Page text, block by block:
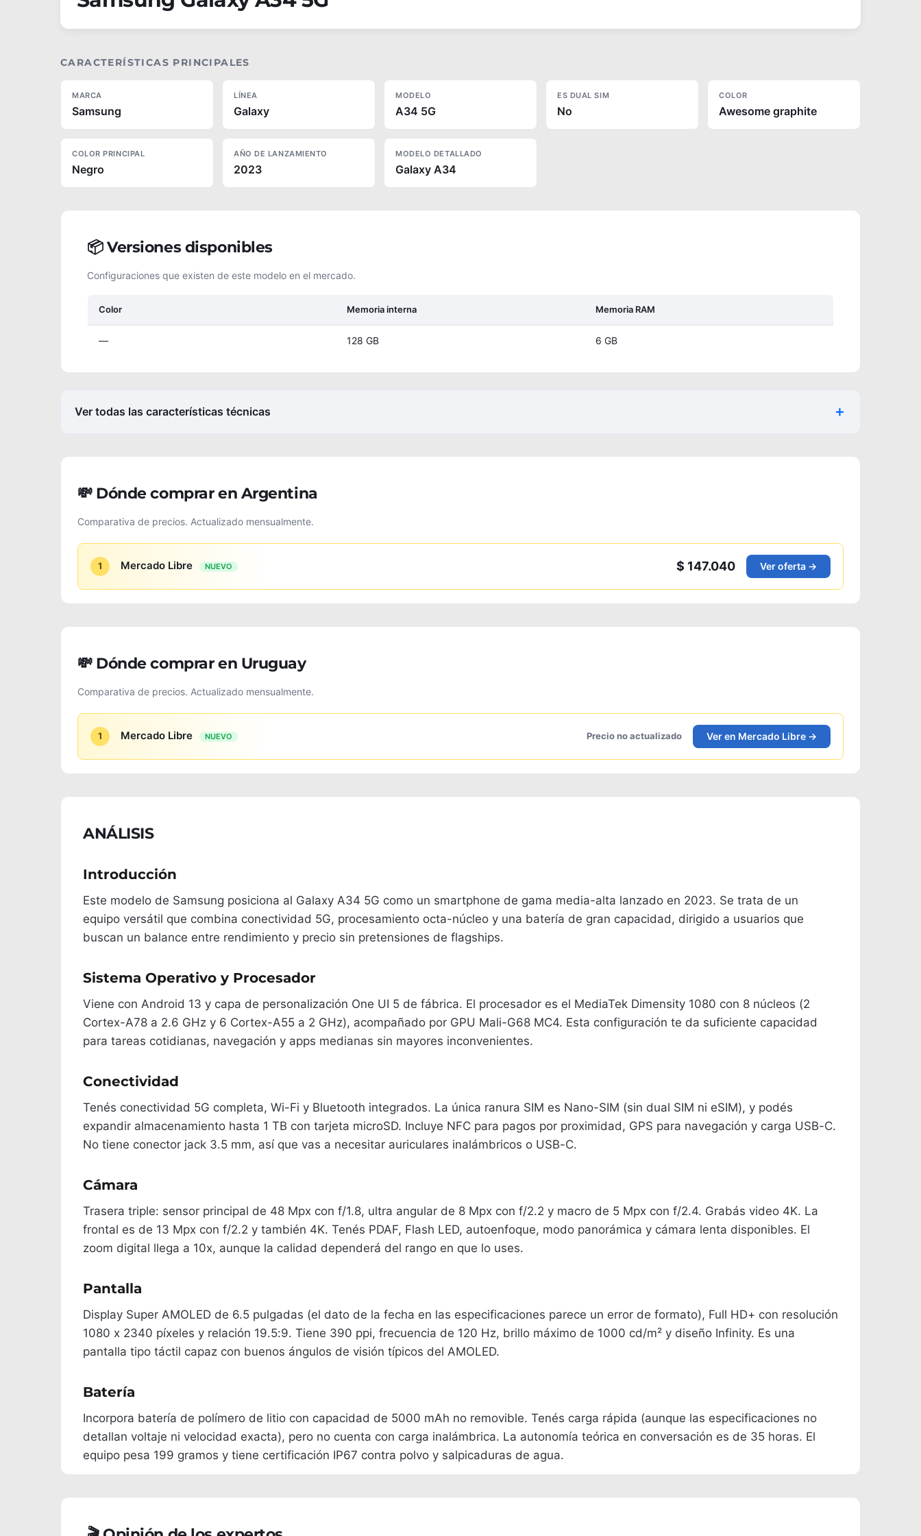
CARACTERÍSTICAS PRINCIPALES
MARCA
Samsung
LÍNEA
Galaxy
MODELO
A34 5G
ES DUAL SIM
No
COLOR
Awesome graphite
COLOR PRINCIPAL
Negro
AÑO DE LANZAMIENTO
2023
MODELO DETALLADO
Galaxy A34
📦 Versiones disponibles
Configuraciones que existen de este modelo en el mercado.
Color Memoria interna Memoria RAM
— 128 GB 6 GB
Ver todas las características técnicas
💸 Dónde comprar en Argentina
Comparativa de precios. Actualizado mensualmente.
1 Mercado Libre NUEVO $ 147.040 Ver oferta →
💸 Dónde comprar en Uruguay
Comparativa de precios. Actualizado mensualmente.
1 Mercado Libre NUEVO Precio no actualizado Ver en Mercado Libre →
ANÁLISIS
Introducción
Este modelo de Samsung posiciona al Galaxy A34 5G como un smartphone de gama media-alta lanzado en 2023. Se trata de un
equipo versátil que combina conectividad 5G, procesamiento octa-núcleo y una batería de gran capacidad, dirigido a usuarios que
buscan un balance entre rendimiento y precio sin pretensiones de flagships.
Sistema Operativo y Procesador
Viene con Android 13 y capa de personalización One UI 5 de fábrica. El procesador es el MediaTek Dimensity 1080 con 8 núcleos (2
Cortex-A78 a 2.6 GHz y 6 Cortex-A55 a 2 GHz), acompañado por GPU Mali-G68 MC4. Esta configuración te da suficiente capacidad
para tareas cotidianas, navegación y apps medianas sin mayores inconvenientes.
Conectividad
Tenés conectividad 5G completa, Wi-Fi y Bluetooth integrados. La única ranura SIM es Nano-SIM (sin dual SIM ni eSIM), y podés
expandir almacenamiento hasta 1 TB con tarjeta microSD. Incluye NFC para pagos por proximidad, GPS para navegación y carga USB-C.
No tiene conector jack 3.5 mm, así que vas a necesitar auriculares inalámbricos o USB-C.
Cámara
Trasera triple: sensor principal de 48 Mpx con f/1.8, ultra angular de 8 Mpx con f/2.2 y macro de 5 Mpx con f/2.4. Grabás video 4K. La
frontal es de 13 Mpx con f/2.2 y también 4K. Tenés PDAF, Flash LED, autoenfoque, modo panorámica y cámara lenta disponibles. El
zoom digital llega a 10x, aunque la calidad dependerá del rango en que lo uses.
Pantalla
Display Super AMOLED de 6.5 pulgadas (el dato de la fecha en las especificaciones parece un error de formato), Full HD+ con resolución
1080 x 2340 píxeles y relación 19.5:9. Tiene 390 ppi, frecuencia de 120 Hz, brillo máximo de 1000 cd/m² y diseño Infinity. Es una
pantalla tipo táctil capaz con buenos ángulos de visión típicos del AMOLED.
Batería
Incorpora batería de polímero de litio con capacidad de 5000 mAh no removible. Tenés carga rápida (aunque las especificaciones no
detallan voltaje ni velocidad exacta), pero no cuenta con carga inalámbrica. La autonomía teórica en conversación es de 35 horas. El
equipo pesa 199 gramos y tiene certificación IP67 contra polvo y salpicaduras de agua.